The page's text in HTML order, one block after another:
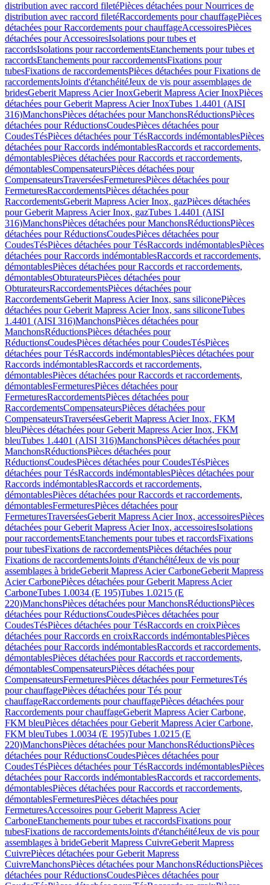
distribution avec raccord filetéPièces détachées pour Nourrices de
distribution avec raccord filetéRaccordements pour chauffagePièces
détachées pour Raccordements pour chauffageAccessoiresPièces
détachées pour AccessoiresIsolations pour tubes et
raccordsIsolations pour raccordementsEtanchements pour tubes et
raccordsEtanchements pour raccordementsFixations pour
tubesFixations de raccordementsPièces détachées pour Fixations de
raccordementsJoints d'étanchéitéJeux de vis pour assemblages de
bridesGeberit Mapress Acier InoxGeberit Mapress Acier InoxPièces
détachées pour Geberit Mapress Acier InoxTubes 1.4401 (AISI
316)ManchonsPièces détachées pour ManchonsRéductionsPièces
détachées pour RéductionsCoudesPièces détachées pour
CoudesTésPièces détachées pour TésRaccords indémontablesPièces
détachées pour Raccords indémontablesRaccords et raccordements,
démontablesPièces détachées pour Raccords et raccordements,
démontablesCompensateursPièces détachées pour
CompensateursTraverséesFermeturesPièces détachées pour
FermeturesRaccordementsPièces détachées pour
RaccordementsGeberit Mapress Acier Inox, gazPièces détachées
pour Geberit Mapress Acier Inox, gazTubes 1.4401 (AISI
316)ManchonsPièces détachées pour ManchonsRéductionsPièces
détachées pour RéductionsCoudesPièces détachées pour
CoudesTésPièces détachées pour TésRaccords indémontablesPièces
détachées pour Raccords indémontablesRaccords et raccordements,
démontablesPièces détachées pour Raccords et raccordements,
démontablesObturateursPièces détachées pour
ObturateursRaccordementsPièces détachées pour
RaccordementsGeberit Mapress Acier Inox, sans siliconePièces
détachées pour Geberit Mapress Acier Inox, sans siliconeTubes
1.4401 (AISI 316)ManchonsPièces détachées pour
ManchonsRéductionsPièces détachées pour
RéductionsCoudesPièces détachées pour CoudesTésPièces
détachées pour TésRaccords indémontablesPièces détachées pour
Raccords indémontablesRaccords et raccordements,
démontablesPièces détachées pour Raccords et raccordements,
démontablesFermeturesPièces détachées pour
FermeturesRaccordementsPièces détachées pour
RaccordementsCompensateursPièces détachées pour
CompensateursTraverséesGeberit Mapress Acier Inox, FKM
bleuPièces détachées pour Geberit Mapress Acier Inox, FKM
bleuTubes 1.4401 (AISI 316)ManchonsPièces détachées pour
ManchonsRéductionsPièces détachées pour
RéductionsCoudesPièces détachées pour CoudesTésPièces
détachées pour TésRaccords indémontablesPièces détachées pour
Raccords indémontablesRaccords et raccordements,
démontablesPièces détachées pour Raccords et raccordements,
démontablesFermeturesPièces détachées pour
FermeturesTraverséesGeberit Mapress Acier Inox, accessoiresPièces
détachées pour Geberit Mapress Acier Inox, accessoiresIsolations
pour raccordementsEtanchements pour tubes et raccordsFixations
pour tubesFixations de raccordementsPièces détachées pour
Fixations de raccordementsJoints d'étanchéitéJeux de vis pour
assemblages à brideGeberit Mapress Acier CarboneGeberit Mapress
Acier CarbonePièces détachées pour Geberit Mapress Acier
CarboneTubes 1.0034 (E 195)Tubes 1.0215 (E
220)ManchonsPièces détachées pour ManchonsRéductionsPièces
détachées pour RéductionsCoudesPièces détachées pour
CoudesTésPièces détachées pour TésRaccords en croixPièces
détachées pour Raccords en croixRaccords indémontablesPièces
détachées pour Raccords indémontablesRaccords et raccordements,
démontablesPièces détachées pour Raccords et raccordements,
démontablesCompensateursPièces détachées pour
CompensateursFermeturesPièces détachées pour FermeturesTés
pour chauffagePièces détachées pour Tés pour
chauffageRaccordements pour chauffagePièces détachées pour
Raccordements pour chauffageGeberit Mapress Acier Carbone,
FKM bleuPièces détachées pour Geberit Mapress Acier Carbone,
FKM bleuTubes 1.0034 (E 195)Tubes 1.0215 (E
220)ManchonsPièces détachées pour ManchonsRéductionsPièces
détachées pour RéductionsCoudesPièces détachées pour
CoudesTésPièces détachées pour TésRaccords indémontablesPièces
détachées pour Raccords indémontablesRaccords et raccordements,
démontablesPièces détachées pour Raccords et raccordements,
démontablesFermeturesPièces détachées pour
FermeturesAccessoires pour Geberit Mapress Acier
CarboneEtanchements pour tubes et raccordsFixations pour
tubesFixations de raccordementsJoints d'étanchéitéJeux de vis pour
assemblages à brideGeberit Mapress CuivreGeberit Mapress
CuivrePièces détachées pour Geberit Mapress
CuivreManchonsPièces détachées pour ManchonsRéductionsPièces
détachées pour RéductionsCoudesPièces détachées pour